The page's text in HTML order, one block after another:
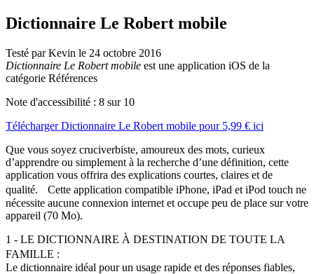
Dictionnaire Le Robert mobile
Testé par Kevin le 24 octobre 2016
Dictionnaire Le Robert mobile est une application iOS de la
catégorie Références
Note d'accessibilité : 8 sur 10
TéléchargerDictionnaire Le Robert mobile pour 5,99 € ici
Que vous soyez cruciverbiste, amoureux des mots, curieux
d’apprendre ou simplement à la recherche d’une définition, cette
application vous offrira des explications courtes, claires et de
qualité. Cette application compatible iPhone, iPad et iPod touch ne
nécessite aucune connexion internet et occupe peu de place sur votre
appareil (70 Mo).
1 - LE DICTIONNAIRE À DESTINATION DE TOUTE LA
FAMILLE :
Le dictionnaire idéal pour un usage rapide et des réponses fiables,